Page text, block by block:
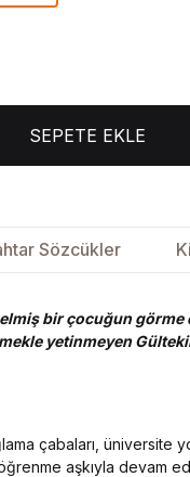
SEPETE EKLE
Sözcükler
bir çocuğun
yetinmeyen
çabaları, üniversite
aşkıyla devam